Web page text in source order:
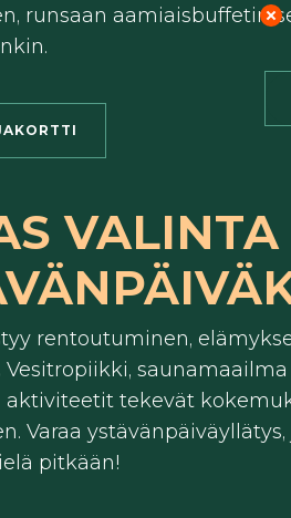
runsaan aamiaisbuffetin
VALINTA
rentoutuminen,
Vesitropiikki, saunamaailma
aktiviteetit tekevät
Varaa ystävänpäiväyllätys,
pitkään!